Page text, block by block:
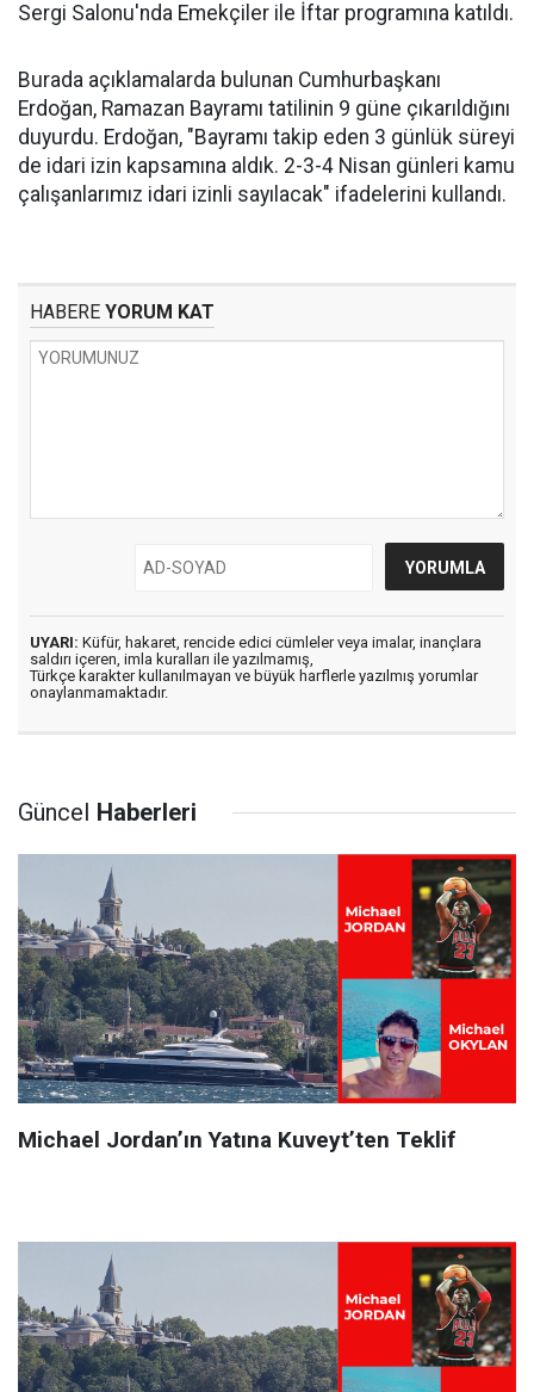
Sergi Salonu'nda Emekçiler ile İftar programına katıldı.
Burada açıklamalarda bulunan Cumhurbaşkanı
Erdoğan, Ramazan Bayramı tatilinin 9 güne çıkarıldığını
duyurdu. Erdoğan, "Bayramı takip eden 3 günlük süreyi
de idari izin kapsamına aldık. 2-3-4 Nisan günleri kamu
çalışanlarımız idari izinli sayılacak" ifadelerini kullandı.
HABERE YORUM KAT
UYARI: Küfür, hakaret, rencide edici cümleler veya imalar, inançlara
saldırı içeren, imla kuralları ile yazılmamış,
Türkçe karakter kullanılmayan ve büyük harflerle yazılmış yorumlar
onaylanmamaktadır.
Güncel Haberleri
Michael Jordan’ın Yatına Kuveyt’ten Teklif